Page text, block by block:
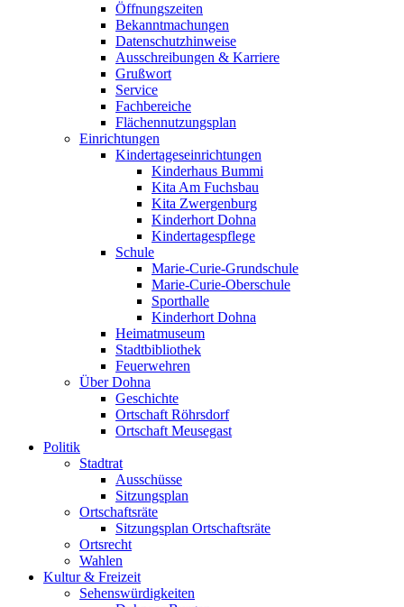
Öffnungszeiten
Bekanntmachungen
Datenschutzhinweise
Ausschreibungen & Karriere
Grußwort
Service
Fachbereiche
Flächennutzungsplan
Einrichtungen
Kindertageseinrichtungen
Kinderhaus Bummi
Kita Am Fuchsbau
Kita Zwergenburg
Kinderhort Dohna
Kindertagespflege
Schule
Marie-Curie-Grundschule
Marie-Curie-Oberschule
Sporthalle
Kinderhort Dohna
Heimatmuseum
Stadtbibliothek
Feuerwehren
Über Dohna
Geschichte
Ortschaft Röhrsdorf
Ortschaft Meusegast
Politik
Stadtrat
Ausschüsse
Sitzungsplan
Ortschaftsräte
Sitzungsplan Ortschaftsräte
Ortsrecht
Wahlen
Kultur & Freizeit
Sehenswürdigkeiten